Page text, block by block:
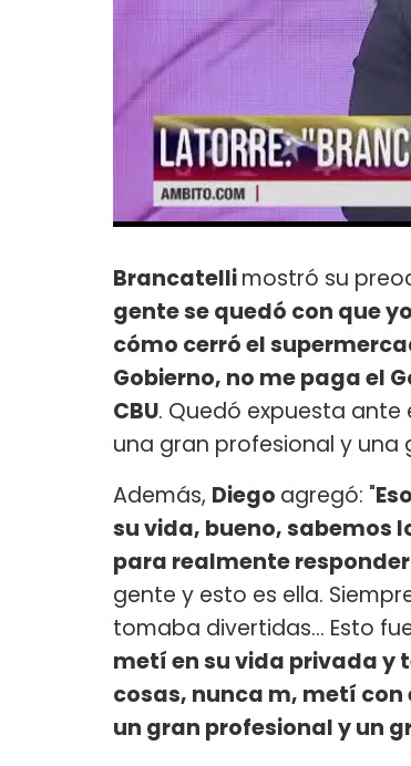
Brancatellimostró su
gente se quedó con que
cómo cerró el
Gobierno, no me paga el
CBU. Quedó expuesta
una gran profesional y una
Además, Diego agregó: "
su vida, bueno, sabemos
para realmente
gente y esto es ella.
tomaba divertidas... Esto
metí en su vida privada y
cosas, nunca m, metí con
un gran profesional y un